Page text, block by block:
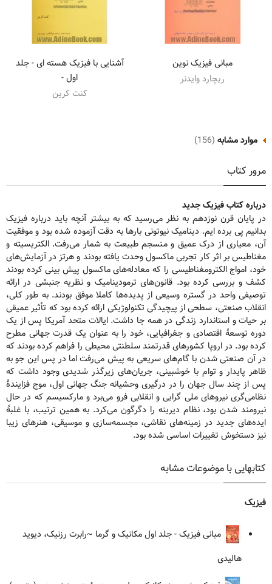
مبانی فیزیک نوین
ریچارد وایدنر
آشنایی با فیزیک هسته ای - جلد
اول -
کنت کرین
موارد مشابه (156)
مرور کتاب
درباره کتاب فیزیک جدید
در پایان قرن نوزدهم به نظر می‌رسید که به بیشتر آنچه باید درباره فیزیک
بدانیم پی برده ایم. دینامیک نیوتونی بارها به دقت آزموده شده بود و موفقیت
آن، معیاری از درک عمیق و منسجم طبیعت به شمار می‌رفت. الکتریسیته و
مغناطیس بر اثر کار تجربی ماکسول وحدت یافته بودند و هرتز در آزمایش‌های
خود، امواج الکترومغناطیسی را که معادله‌های ماکسول پیش بینی کرده بودند
کشف و بررسی کرده بود. قانون‌های ترمودینامیک و نظریه جنبشی در ارائه
توصیفی واحد در گستره وسیعی از پدیده‌ها کاملا موفق بودند. به طور کلی،
انقلاب صنعتی، سطحی از پیچیدگی تکنولوژیکی ارائه کرده بود که تأثیر عمیقی
بر حیات و استاندارد زندگی در همه جا داشت. ایالات متحد آمریکا پس از یک
دوره توسعۀ اقتصادی و جغرافیایی، خود را به عنوان یک قدرت جهانی مطرح
کرده بود. در اروپا کشورهای قدرتمند سلطنتی محیطی را فراهم کرده بودند که
در آن صنعتی شدن با گام‌های سریعی به پیش می‌رفت اما در پس این جو به
ظاهر پایدار و توام با خوشبینی، جریان‌های زیرگذر شدیدی وجود داشت که
پس از چند سال جهان را در درگیری وحشیانه جنگ جهانی اول، موج فزایندۀ
نظامی‌گری نیروهای ملی گرایی و انقلابی فرو می‌برد و مارکسیسم که در حال
نیرومند شدن بود، نظام دیرینه را دگرگون می‌کرد. به همین ترتیب، با غلبۀ
ایده‌های جدید در زمینه‌های نقاشی، مجسمه‌سازی و موسیقی، هنرهای زیبا
نیز دستخوش تغییرات اساسی شده بود.
کتابهایی با موضوعات مشابه
فیزیک
مبانی فیزیک - جلد اول مکانیک و گرما ~رابرت رزنیک، دیوید
هالیدی